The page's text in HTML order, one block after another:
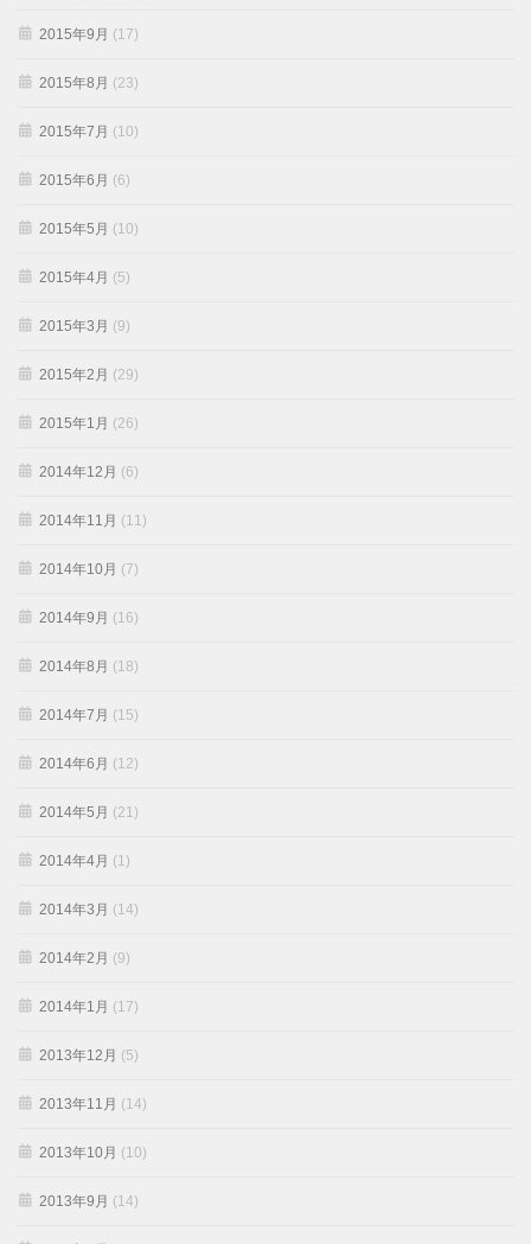
2015年9月 (17)
2015年8月 (23)
2015年7月 (10)
2015年6月 (6)
2015年5月 (10)
2015年4月 (5)
2015年3月 (9)
2015年2月 (29)
2015年1月 (26)
2014年12月 (6)
2014年11月 (11)
2014年10月 (7)
2014年9月 (16)
2014年8月 (18)
2014年7月 (15)
2014年6月 (12)
2014年5月 (21)
2014年4月 (1)
2014年3月 (14)
2014年2月 (9)
2014年1月 (17)
2013年12月 (5)
2013年11月 (14)
2013年10月 (10)
2013年9月 (14)